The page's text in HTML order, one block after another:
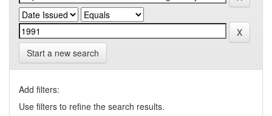
Start a new search
Add filters:
Use filters to refine the search results.